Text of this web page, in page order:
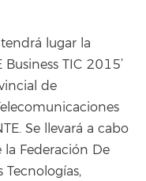
lugar la
TIC 2015’
de
Se llevará a cabo
Federación De
Tecnologías,